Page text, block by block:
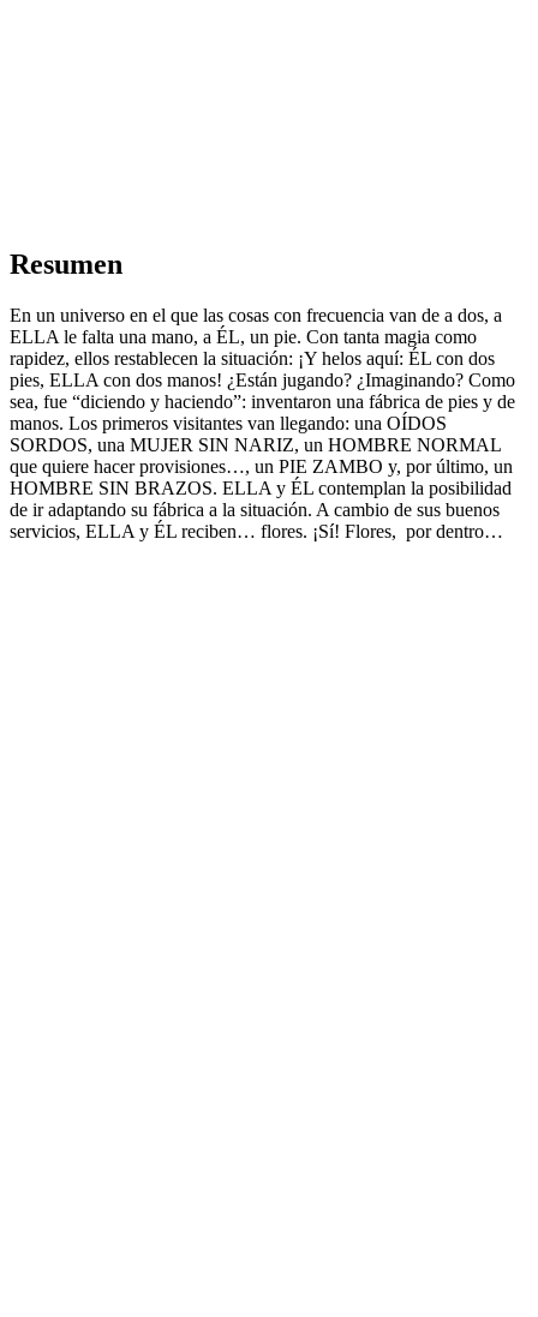
Resumen
En un universo en el que las cosas con frecuencia van de a dos, a
ELLA le falta una mano, a ÉL, un pie. Con tanta magia como
rapidez, ellos restablecen la situación: ¡Y helos aquí: ÉL con dos
pies, ELLA con dos manos! ¿Están jugando? ¿Imaginando? Como
sea, fue “diciendo y haciendo”: inventaron una fábrica de pies y de
manos. Los primeros visitantes van llegando: una OÍDOS
SORDOS, una MUJER SIN NARIZ, un HOMBRE NORMAL
que quiere hacer provisiones…, un PIE ZAMBO y, por último, un
HOMBRE SIN BRAZOS. ELLA y ÉL contemplan la posibilidad
de ir adaptando su fábrica a la situación. A cambio de sus buenos
servicios, ELLA y ÉL reciben… flores. ¡Sí! Flores, por dentro…